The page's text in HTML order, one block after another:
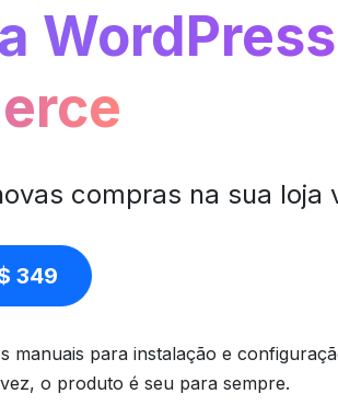
compras na sua loja
349
manuais para instalação e
o produto é seu para sempre.